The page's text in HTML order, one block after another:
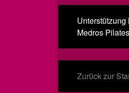
Medros
Zurück zur